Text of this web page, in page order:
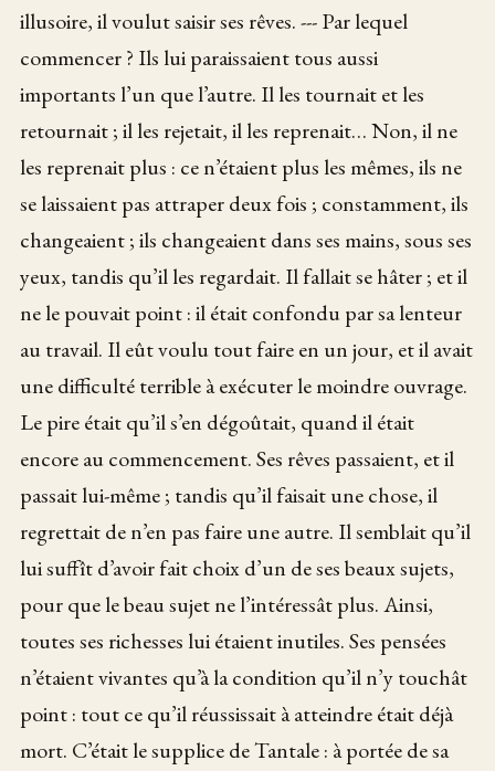
illusoire, il voulut saisir ses rêves. --- Par lequel
commencer ? Ils lui paraissaient tous aussi
importants l’un que l’autre. Il les tournait et les
retournait ; il les rejetait, il les reprenait… Non, il ne
les reprenait plus : ce n’étaient plus les mêmes, ils ne
se laissaient pas attraper deux fois ; constamment, ils
changeaient ; ils changeaient dans ses mains, sous ses
yeux, tandis qu’il les regardait. Il fallait se hâter ; et il
ne le pouvait point : il était confondu par sa lenteur
au travail. Il eût voulu tout faire en un jour, et il avait
une difficulté terrible à exécuter le moindre ouvrage.
Le pire était qu’il s’en dégoûtait, quand il était
encore au commencement. Ses rêves passaient, et il
passait lui-même ; tandis qu’il faisait une chose, il
regrettait de n’en pas faire une autre. Il semblait qu’il
lui suffît d’avoir fait choix d’un de ses beaux sujets,
pour que le beau sujet ne l’intéressât plus. Ainsi,
toutes ses richesses lui étaient inutiles. Ses pensées
n’étaient vivantes qu’à la condition qu’il n’y touchât
point : tout ce qu’il réussissait à atteindre était déjà
mort. C’était le supplice de Tantale : à portée de sa